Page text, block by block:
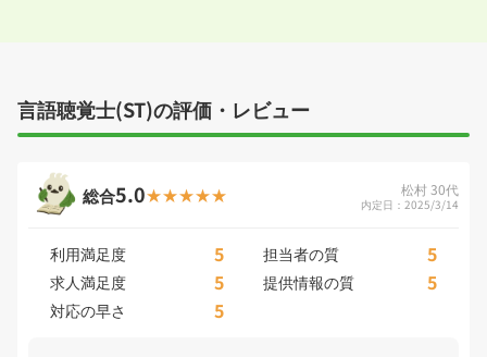
言語聴覚士(ST)の評価・レビュー
総合5.0 松村 30代
内定日：2025/3/14
利用満足度 5 担当者の質 5
求人満足度 5 提供情報の質 5
対応の早さ 5